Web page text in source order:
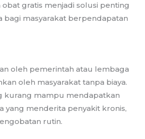
gratis menjadi solusi penting
bagi masyarakat berpendapatan
oleh pemerintah atau lembaga
oleh masyarakat tanpa biaya.
kurang mampu mendapatkan
yang menderita penyakit kronis,
rutin.